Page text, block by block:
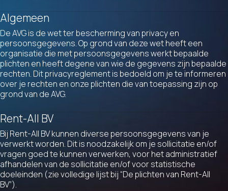
Algemeen
De AVG is de wet ter bescherming van privacy en
persoonsgegevens. Op grond van deze wet heeft een
organisatie die met persoonsgegevens werkt bepaalde
plichten en heeft degene van wie de gegevens zijn bepaalde
rechten. Dit privacyreglement is bedoeld om je te informeren
over je rechten en onze plichten die van toepassing zijn op
grond van de AVG.
Rent-All BV
Bij Rent-All BV kunnen diverse persoonsgegevens van je
verwerkt worden. Dit is noodzakelijk om je sollicitatie en/of
vragen goed te kunnen verwerken, voor het administratief
afhandelen van de sollicitatie en/of voor statistische
doeleinden (zie volledige lijst bij “De plichten van Rent-All
BV”).